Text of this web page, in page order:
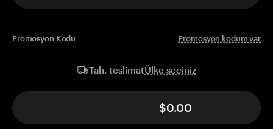
Promosyon Kodu Promosyon kodum var
Tah. teslimatÜlke seçiniz
$0.00